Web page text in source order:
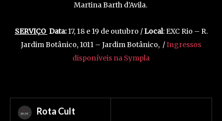
Martina Barth d’Avila.
SERVIÇO Data:17, 18 e 19 de outubro /Local: EXC Rio – R.
Jardim Botânico, 1011 – Jardim Botânico, /Ingressos
disponíveis na Sympla
Rota Cult